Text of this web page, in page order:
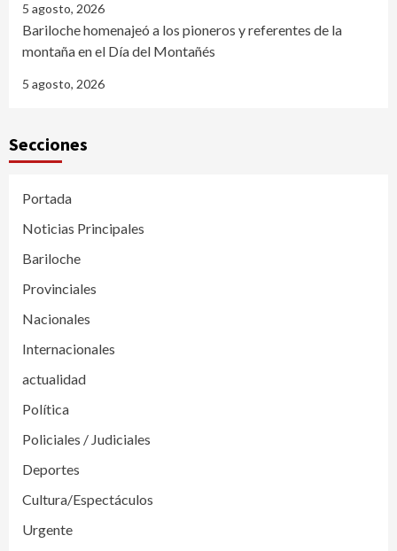
5 agosto, 2026
Bariloche homenajeó a los pioneros y referentes de la
montaña en el Día del Montañés
5 agosto, 2026
Secciones
Portada
Noticias Principales
Bariloche
Provinciales
Nacionales
Internacionales
actualidad
Política
Policiales / Judiciales
Deportes
Cultura/Espectáculos
Urgente